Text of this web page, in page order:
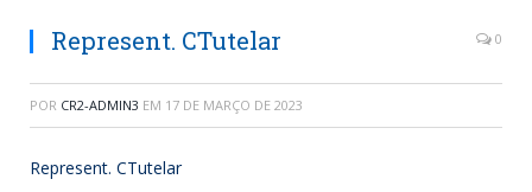
Represent. CTutelar 0
POR CR2-ADMIN3 EM 17 DE MARÇO DE 2023
Represent. CTutelar